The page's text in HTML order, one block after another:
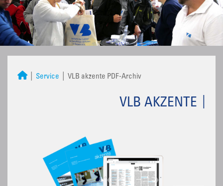
Service VLB akzente PDF-Archiv
VLB AKZENTE